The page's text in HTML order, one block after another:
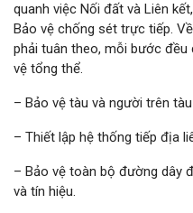
quanh việc Nối đất và Liên
Bảo vệ chống sét trực tiếp.
phải tuân theo, mỗi bước
vệ tổng thể.
– Bảo vệ tàu và người trên
– Thiết lập hệ thống tiếp địa
– Bảo vệ toàn bộ đường dây
và tín hiệu.